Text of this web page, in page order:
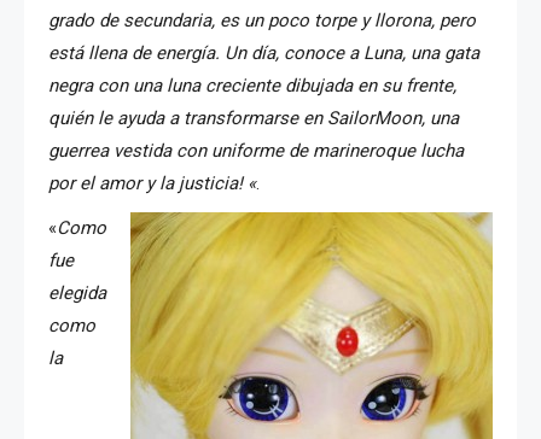
grado de secundaria, es un poco torpe y llorona, pero
está llena de energía. Un día, conoce a Luna, una gata
negra con una luna creciente dibujada en su frente,
quién le ayuda a transformarse en SailorMoon, una
guerrea vestida con uniforme de marineroque lucha
por el amor y la justicia! «.
«Como
fue
elegida
como
la